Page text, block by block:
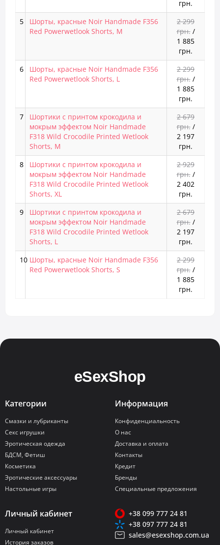
грн.
5
Шорты, красные Noir Handmade F356
Red Powerwetlook Shorts, M
2 299
грн./
1 885
грн.
6
Шорты, красные Noir Handmade F356
Red Powerwetlook Shorts, L
2 299
грн./
1 885
грн.
7
Шортики с принтом крокодила и
мокрым эффектом Noir Handmade
F318 Wild Crocodile Printed Wetlook
Shorts, M
2 679
грн./
2 197
грн.
8
Шортики с принтом крокодила и
мокрым эффектом Noir Handmade
F318 Wild Crocodile Printed Wetlook
Shorts, XL
2 929
грн./
2 402
грн.
9
Шортики с принтом крокодила и
мокрым эффектом Noir Handmade
F318 Wild Crocodile Printed Wetlook
Shorts, L
2 679
грн./
2 197
грн.
10 Шорты, красные Noir Handmade F356
Red Powerwetlook Shorts, S
2 299
грн./
1 885
грн.
Категории
Смазки и лубриканты
Секс игрушки
Эротическая одежда
БДСМ, Фетиш
Косметика
Эротические аксессуары
Настольные игры
Информация
Конфиденциальность
О нас
Доставка и оплата
Контакты
Кредит
Бренды
Специальные предложения
Личный кабинет
Личный кабинет
История заказов
+38 099 777 24 81
+38 097 777 24 81
sales@esexshop.com.ua